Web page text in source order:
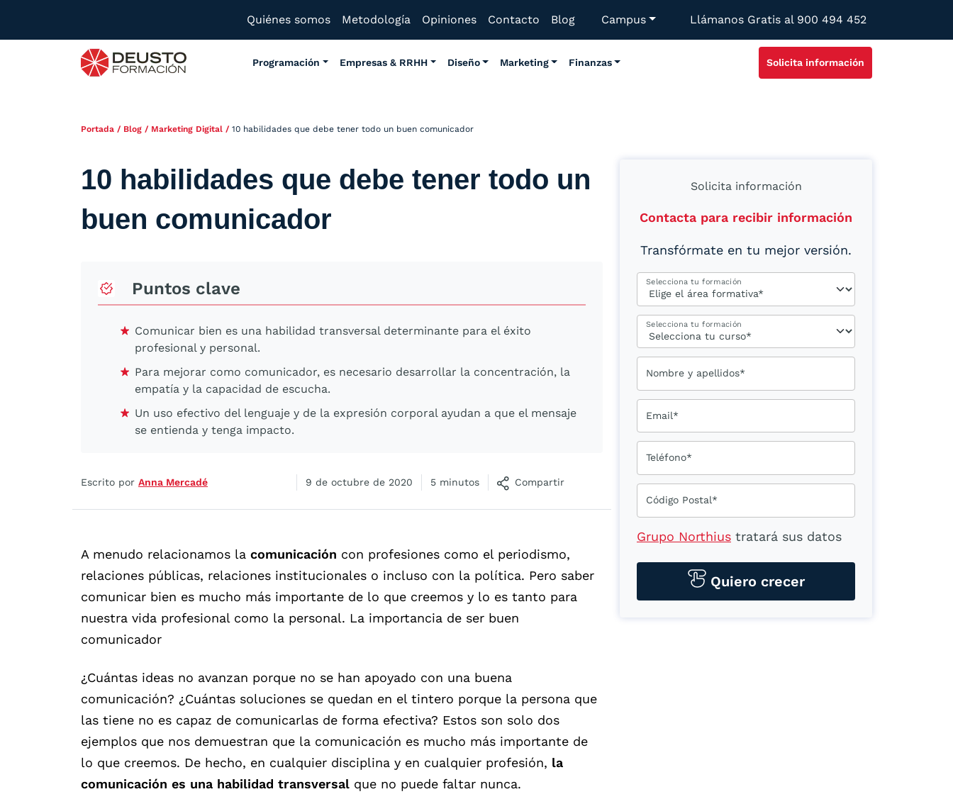
Quiénes somos Metodología Opiniones Contacto Blog Campus Llámanos Gratis al 900 494 452
Programación Empresas & RRHH Diseño Marketing Finanzas Solicita información
Portada / Blog / Marketing Digital / 10 habilidades que debe tener todo un buen comunicador
10 habilidades que debe tener todo un
buen comunicador
Puntos clave
Comunicar bien es una habilidad transversal determinante para el éxito
profesional y personal.
Para mejorar como comunicador, es necesario desarrollar la concentración, la
empatía y la capacidad de escucha.
Un uso efectivo del lenguaje y de la expresión corporal ayudan a que el mensaje
se entienda y tenga impacto.
Escrito por Anna Mercadé 9 de octubre de 2020 5 minutos Compartir
A menudo relacionamos la comunicación con profesiones como el periodismo,
relaciones públicas, relaciones institucionales o incluso con la política. Pero saber
comunicar bien es mucho más importante de lo que creemos y lo es tanto para
nuestra vida profesional como la personal. La importancia de ser buen
comunicador
¿Cuántas ideas no avanzan porque no se han apoyado con una buena
comunicación? ¿Cuántas soluciones se quedan en el tintero porque la persona que
las tiene no es capaz de comunicarlas de forma efectiva? Estos son solo dos
ejemplos que nos demuestran que la comunicación es mucho más importante de
lo que creemos. De hecho, en cualquier disciplina y en cualquier profesión, la
comunicación es una habilidad transversal que no puede faltar nunca.
Solicita información
Contacta para recibir información
Transfórmate en tu mejor versión.
Selecciona tu formación
Selecciona tu formación
Nombre y apellidos*
Email*
Teléfono*
Código Postal*
Grupo Northius tratará sus datos
medios tecnológicos, incluso
aplicaciones de mensajería
Quiero crecer